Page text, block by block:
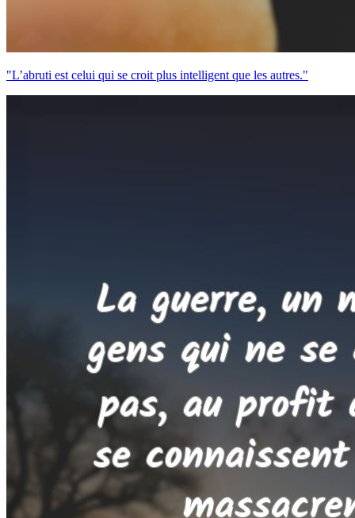
"L’abruti est celui qui se croit plus intelligent que les autres."